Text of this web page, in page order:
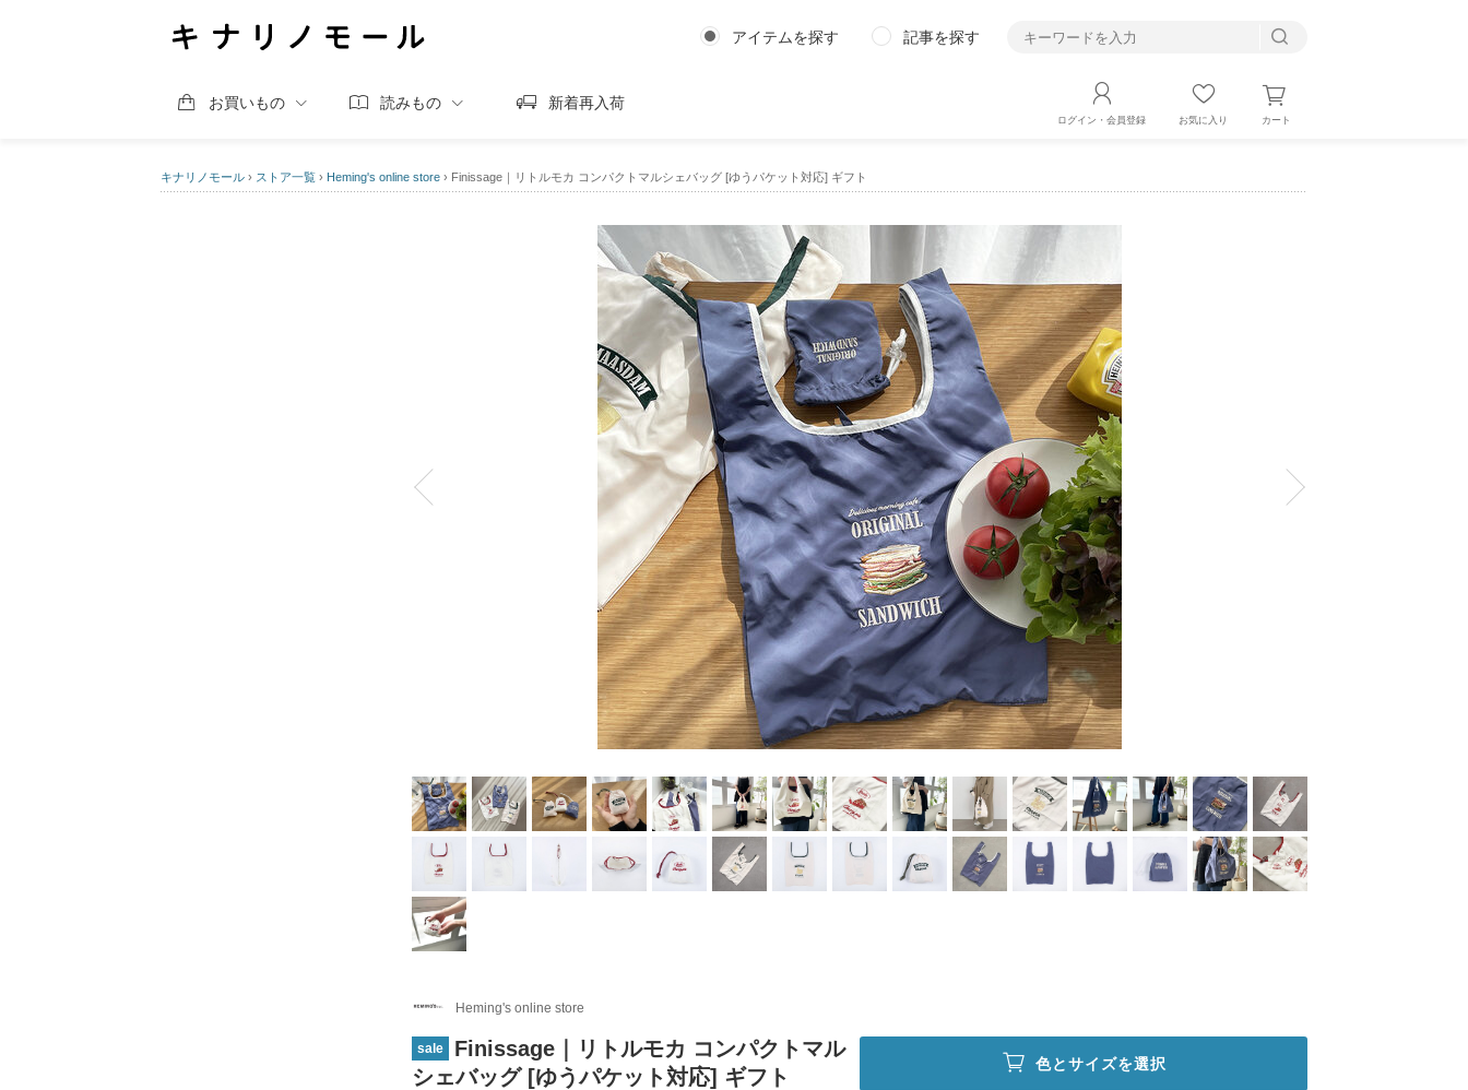
アイテムを探す 記事を探す
お買いもの 読みもの 新着再入荷
ログイン・会員登録 お気に入り カート
キナリノモール › ストア一覧 › Heming's online store › Finissage｜リトルモカ コンパクトマルシェバッグ [ゆうパケット対応] ギフト
Heming's online store
sale
Finissage｜リトルモカ コンパクトマル
シェバッグ [ゆうパケット対応] ギフト
色とサイズを選択